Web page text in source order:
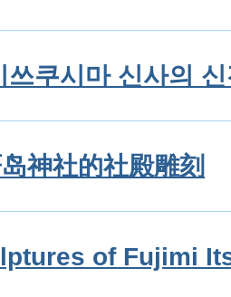
쓰쿠시마 신사의
神社的社殿雕刻
of Fujimi